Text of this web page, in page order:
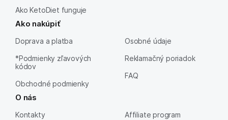
Ako KetoDiet funguje
Ako nakúpiť
Doprava a platba
*Podmienky zľavových
kódov
Obchodné podmienky
Osobné údaje
Reklamačný poriadok
FAQ
O nás
Kontakty
Affiliate program